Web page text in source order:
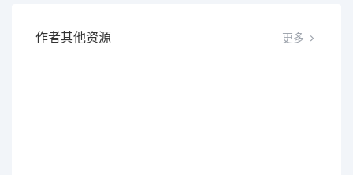
作者其他资源 更多